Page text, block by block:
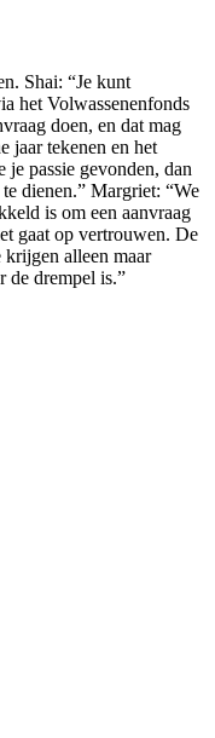
Shai: “Je kunt
het Volwassenenfonds
doen, en dat mag
jaar tekenen en het
je passie gevonden, dan
dienen.” Margriet: “We
is om een aanvraag
gaat op vertrouwen. De
krijgen alleen maar
de drempel is.”